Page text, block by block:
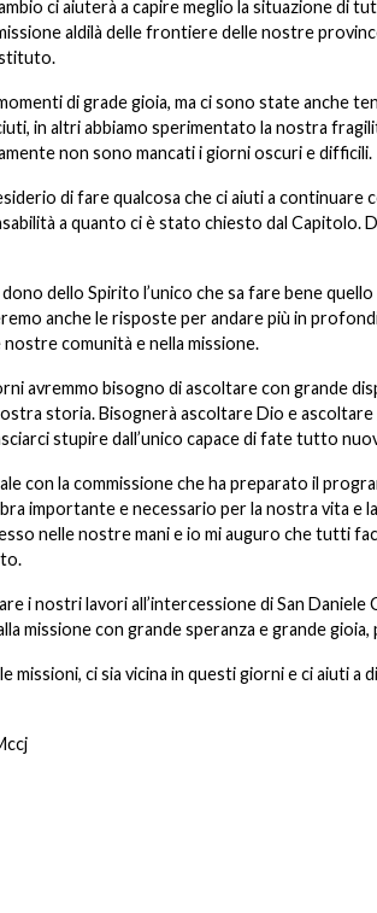
ci aiuterà a capire meglio la situazione di
aldilà delle frontiere delle nostre
di grade gioia, ma ci sono state anche
in altri abbiamo sperimentato la nostra
non sono mancati i giorni oscuri e difficili.
di fare qualcosa che ci aiuti a continuare
a quanto ci è stato chiesto dal Capitolo.
dello Spirito l’unico che sa fare bene
anche le risposte per andare più in
comunità e nella missione.
avremmo bisogno di ascoltare con grande
storia. Bisognerà ascoltare Dio e
stupire dall’unico capace di fate tutto
con la commissione che ha preparato il
importante e necessario per la nostra vita e
nelle nostre mani e io mi auguro che tutti
i nostri lavori all’intercessione di San Daniele
missione con grande speranza e grande
missioni, ci sia vicina in questi giorni e ci aiuti